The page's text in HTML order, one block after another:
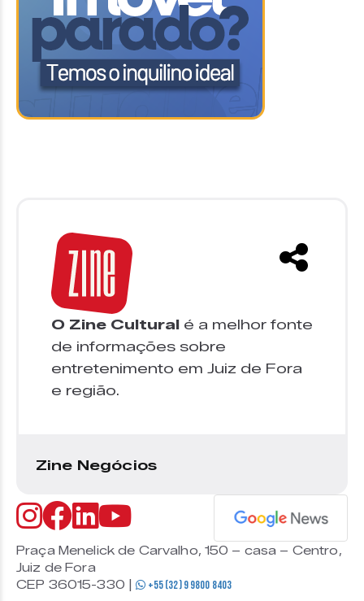
O Zine Cultural é a melhor fonte
de informações sobre
entretenimento em Juiz de Fora
e região.
Zine Negócios
Praça Menelick de Carvalho, 150 – casa – Centro,
Juiz de Fora
CEP 36015-330 |
+55 (32) 9 9800 8403